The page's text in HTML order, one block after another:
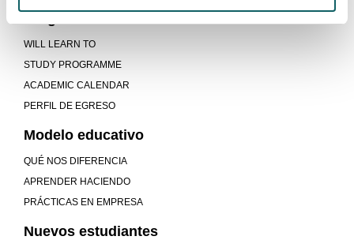
WILL LEARN TO
STUDY PROGRAMME
ACADEMIC CALENDAR
PERFIL DE EGRESO
Modelo educativo
QUÉ NOS DIFERENCIA
APRENDER HACIENDO
PRÁCTICAS EN EMPRESA
Nuevos estudiantes